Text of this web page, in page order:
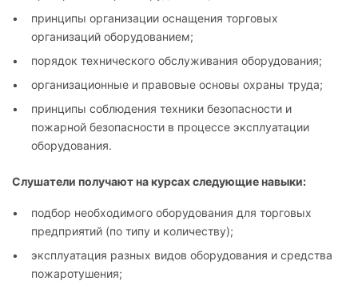
принципы организации оснащения торговых
организаций оборудованием;
порядок технического обслуживания оборудования;
организационные и правовые основы охраны труда;
принципы соблюдения техники безопасности и
пожарной безопасности в процессе эксплуатации
оборудования.
Слушатели получают на курсах следующие навыки:
подбор необходимого оборудования для торговых
предприятий (по типу и количеству);
эксплуатация разных видов оборудования и средства
пожаротушения;